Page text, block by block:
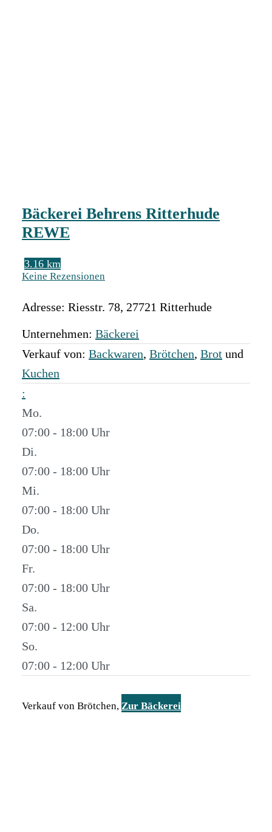
Bäckerei Behrens Ritterhude
REWE
3.16 km
Keine Rezensionen
Adresse: Riesstr. 78, 27721 Ritterhude
Unternehmen: Bäckerei
Verkauf von: Backwaren, Brötchen, Brot und
Kuchen
:
Mo.
07:00 - 18:00
Di.
07:00 - 18:00
Mi.
07:00 - 18:00
Do.
07:00 - 18:00
Fr.
07:00 - 18:00
Sa.
07:00 - 12:00
So.
07:00 - 12:00
Verkauf von Brötchen, Zur Bäckerei